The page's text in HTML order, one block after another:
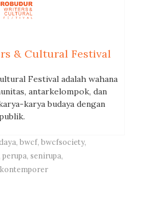
& Cultural Festival
Festival adalah wahana
antarkelompok, dan
karya budaya dengan
, bwcf, bwcfsociety,
perupa, senirupa,